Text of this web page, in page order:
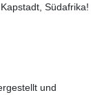
Südafrika!
und